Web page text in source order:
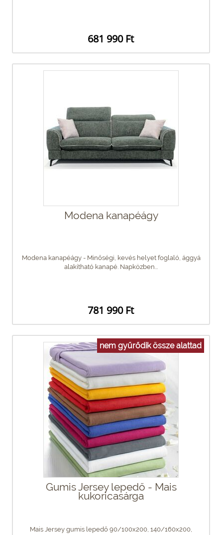
681 990 Ft
Modena kanapéágy
Modena kanapéágy - Minőségi, kevés helyet foglaló, ággyá
alakítható kanapé. Napközben...
781 990 Ft
nem gyűrődik össze alattad
Gumis Jersey lepedő - Mais
kukoricasárga
Mais Jersey gumis lepedő 90/100x200, 140/160x200,